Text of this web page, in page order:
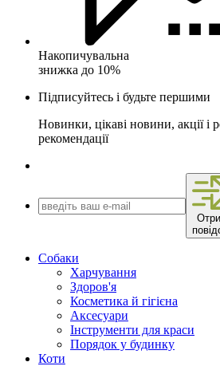
Накопичувальна
знижка до 10%
Підписуйтесь і будьте першими
Новинки, цікаві новини, акції і
рекомендації
Собаки
Харчування
Здоров'я
Косметика й гігієна
Аксесуари
Інструменти для краси
Порядок у будинку
Коти